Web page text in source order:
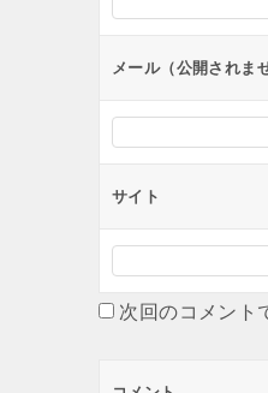
ョ
ンメール（公開されま
サイト
次回のコメント